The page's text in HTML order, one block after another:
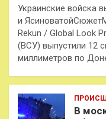
Украинские войска
и
Rekun / Global Look
(ВСУ) выпустили 12
миллиметров по
В